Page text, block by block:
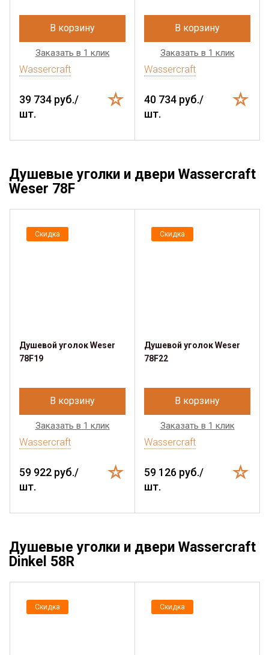
В корзину
Заказать в 1 клик
Wassercraft
39 734 руб./
шт.
В корзину
Заказать в 1 клик
Wassercraft
40 734 руб./
шт.
Душевые уголки и двери Wassercraft
Weser 78F
Скидка
Душевой уголок Weser
78F19
В корзину
Заказать в 1 клик
Wassercraft
59 922 руб./
шт.
Скидка
Душевой уголок Weser
78F22
В корзину
Заказать в 1 клик
Wassercraft
59 126 руб./
шт.
Душевые уголки и двери Wassercraft
Dinkel 58R
Скидка Скидка